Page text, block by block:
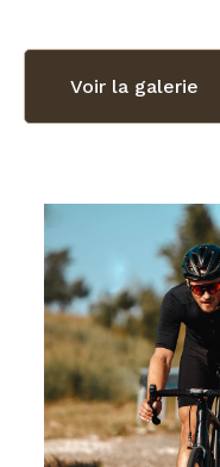
Voir la galerie